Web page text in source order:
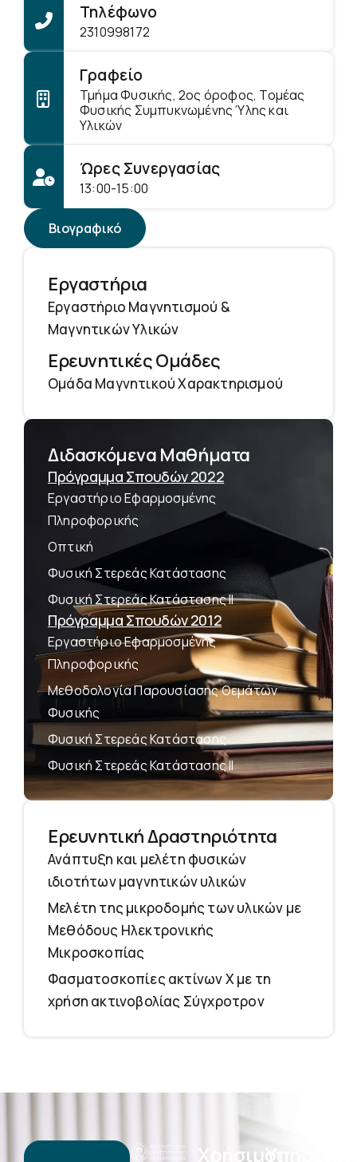
Εργαστήρια
Εργαστήριο Μαγνητισμού &
Μαγνητικών Υλικών
Ερευνητικές Ομάδες
Ομάδα Μαγνητικού Χαρακτηρισμού
Διδασκόμενα Μαθήματα
Πρόγραμμα Σπουδών 2022
Εργαστήριο Εφαρμοσμένης
Πληροφορικής
Οπτική
Φυσική Στερεάς Κατάστασης
Φυσική Στερεάς Κατάστασης II
Πρόγραμμα Σπουδών 2012
Εργαστήριο Εφαρμοσμένης
Πληροφορικής
Μεθοδολογία Παρουσίασης Θεμάτων
Φυσικής
Φυσική Στερεάς Κατάστασης
Φυσική Στερεάς Κατάστασης II
Ερευνητική Δραστηριότητα
Ανάπτυξη και μελέτη φυσικών
ιδιοτήτων μαγνητικών υλικών
Μελέτη της μικροδομής των υλικών με
Μεθόδους Ηλεκτρονικής
Μικροσκοπίας
Φασματοσκοπίες ακτίνων Χ με τη
χρήση ακτινοβολίας Σύγχροτρον
Τηλέφωνο
2310998172
Γραφείο
Τμήμα Φυσικής, 2ος όροφος, Τομέας
Φυσικής Συμπυκνωμένης Ύλης και
Υλικών
Ώρες Συνεργασίας
13:00-15:00
Βιογραφικό
Χρήσιμοι